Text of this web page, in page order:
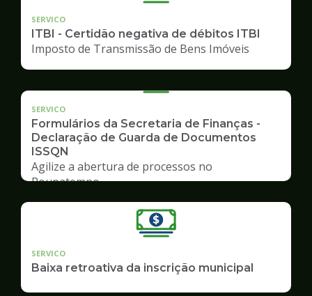
SERVICO
ITBI - Certidão negativa de débitos ITBI
Imposto de Transmissão de Bens Imóveis
SERVICO
Formulários da Secretaria de Finanças -
Declaração de Guarda de Documentos
ISSQN
Agilize a abertura de processos no
Poupatempo
SERVICO
Baixa retroativa da inscrição municipal